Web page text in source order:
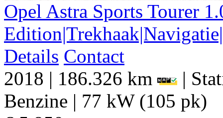
Opel Astra Sports Tourer
Details Contact
2018 | 186.326 km |
Benzine | 77 kW (105 pk)